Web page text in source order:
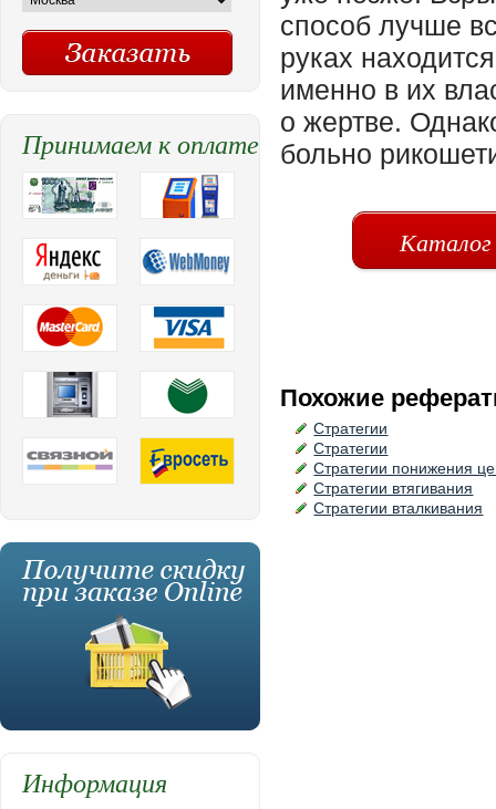
способ лучше
руках
именно в их
о жертве.
больно
Похожие
Стратегии
Стратегии
Стратегии понижения
Стратегии втягивания
Стратегии вталкивания
Принимаем к оплате
Информация